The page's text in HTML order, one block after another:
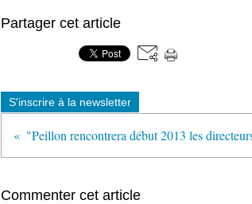
Partager cet article
S'inscrire à la newsletter
Commenter cet article